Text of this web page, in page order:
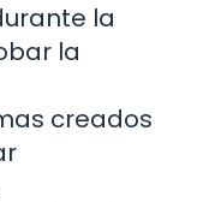
la
la
creados